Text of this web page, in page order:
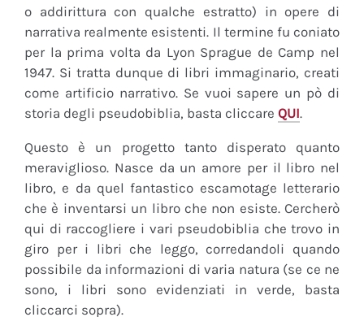
o addirittura con qualche estratto) in opere di
narrativa realmente esistenti. Il termine fu coniato
per la prima volta da Lyon Sprague de Camp nel
1947. Si tratta dunque di libri immaginario, creati
come artificio narrativo. Se vuoi sapere un pò di
storia degli pseudobiblia, basta cliccare QUI.
Questo è un progetto tanto disperato quanto
meraviglioso. Nasce da un amore per il libro nel
libro, e da quel fantastico escamotage letterario
che è inventarsi un libro che non esiste. Cercherò
qui di raccogliere i vari pseudobiblia che trovo in
giro per i libri che leggo, corredandoli quando
possibile da informazioni di varia natura (se ce ne
sono, i libri sono evidenziati in verde, basta
cliccarci sopra).